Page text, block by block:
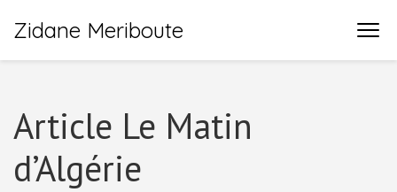
Zidane Meriboute
Article Le Matin
d’Algérie